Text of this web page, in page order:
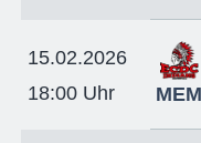
15.02.2026
18:00 Uhr
MEM